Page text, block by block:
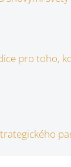
pro toho,